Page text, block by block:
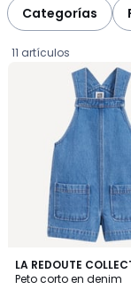
Categorías
11 artículos
LA REDOUTE
Peto corto en denim
3
/